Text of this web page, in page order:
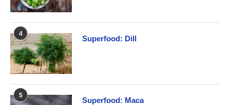
4
Superfood: Dill
5
Superfood: Maca